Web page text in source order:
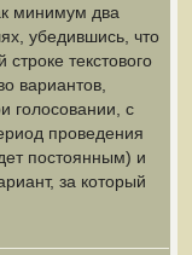
минимум два
убедившись, что
текстового
вариантов,
голосовании, с
проведения
постоянным) и
за который